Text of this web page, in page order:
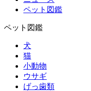
ペット図鑑
ペット図鑑
犬
猫
小動物
ウサギ
げっ歯類